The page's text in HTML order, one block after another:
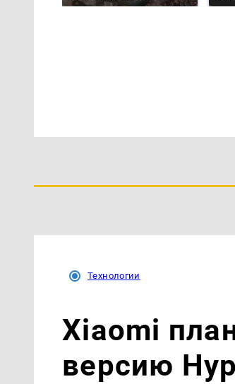
Технологии
Xiaomi
версию